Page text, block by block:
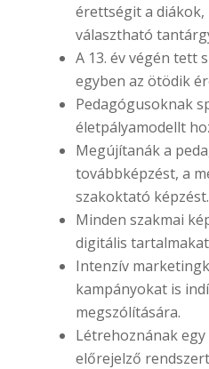
érettségit a diákok,
választható
A 13. év végén tett
egyben az ötödik
Pedagógusoknak
életpályamodellt
Megújítanák a
továbbképzést, a
szakoktató képzést.
Minden szakmai
digitális
Intenzív
kampányokat is
megszólítására.
Létrehoznának
előrejelző